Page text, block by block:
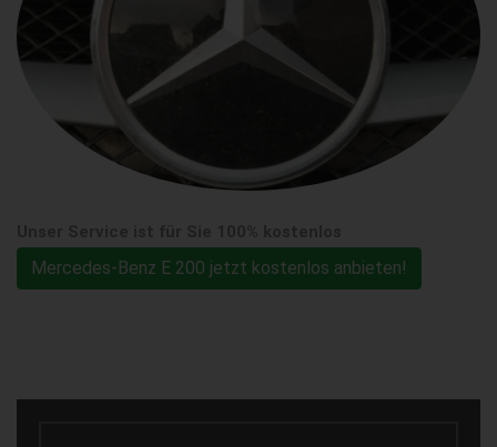
Mercedes-Benz E 200 jetzt kostenlos anbieten!